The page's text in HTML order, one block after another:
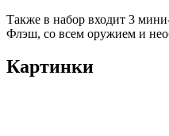
Также в набор входит 3
Флэш, со всем оружием и
Картинки